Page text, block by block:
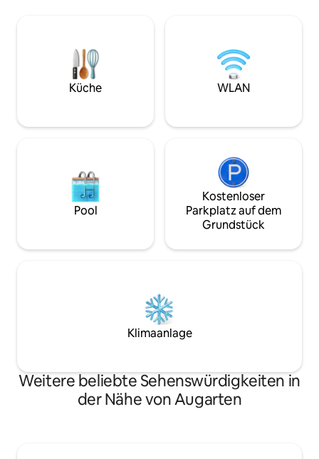
Wohnung dir ein tolles Bad mit
Waschtrockner.
Küche mit
Wasserkocher,
Küche WLAN
Pool
Kostenloser
Parkplatz auf dem
Grundstück
Klimaanlage
Weitere beliebte Sehenswürdigkeiten in
der Nähe von Augarten